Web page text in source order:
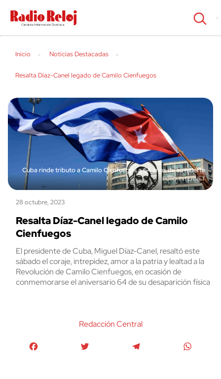
cerrar
Inicio Noticias Destacadas
Resalta Díaz-Canel legado de Camilo Cienfuegos
Cuba rinde tributo a Camilo Cienfuegos a 64 años de su muerte
INTERNET
28 octubre, 2023
Resalta Díaz-Canel legado de Camilo
Cienfuegos
El presidente de Cuba, Miguel Díaz-Canel, resaltó este
sábado el coraje, intrepidez, amor a la patria y lealtad a la
Revolución de Camilo Cienfuegos, en ocasión de
conmemorarse el aniversario 64 de su desaparición física
Redacción Central